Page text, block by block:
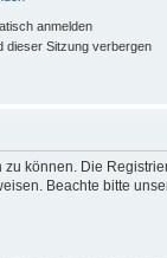
anmelden
dieser Sitzung verbergen
können. Die
Beachte bitte